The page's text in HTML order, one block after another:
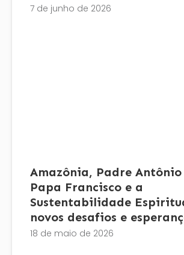
7 de junho de 2026
Amazônia, Padre
Papa Francisco e a
Sustentabilidade
novos desafios e
18 de maio de 2026